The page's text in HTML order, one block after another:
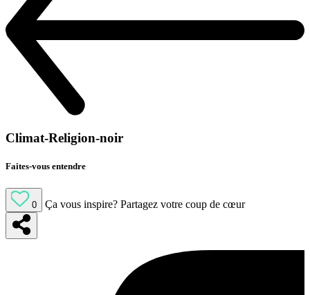
Climat-Religion-noir
Faites-vous entendre
0 Ça vous inspire? Partagez votre coup de cœur